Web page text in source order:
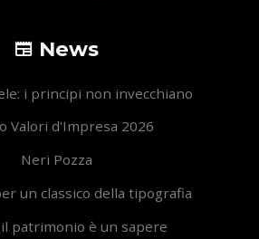
News
i principi non invecchiano
Valori d'Impresa 2026
Neri Pozza
un classico della tipografia
patrimonio è un sapere